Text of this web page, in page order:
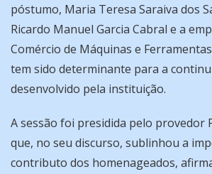
póstumo, Maria Teresa Saraiva dos
Ricardo Manuel Garcia Cabral e a
Comércio de Máquinas e
tem sido determinante para a
desenvolvido pela instituição.
A sessão foi presidida pelo provedor
que, no seu discurso, sublinhou a
contributo dos homenageados,